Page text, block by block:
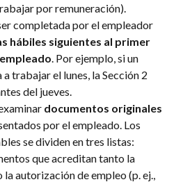
por remuneración).
completada por el empleador
hábiles siguientes al primer
. Por ejemplo, si un
trabajar el lunes, la Sección 2
del jueves.
documentos originales
por el empleado. Los
se dividen en tres listas:
que acreditan tanto la
autorización de empleo (p. ej.,